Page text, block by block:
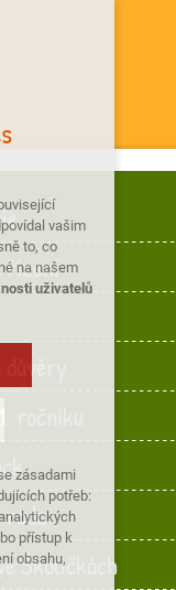
řízení
ročníku
Školičkách
vašim
to, co
na našem
uživatelů
apod.
zásadami
potřeb:
přístup k
obsahu,